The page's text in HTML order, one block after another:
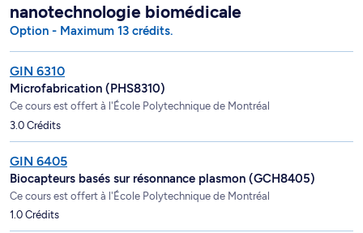
nanotechnologie biomédicale
Option - Maximum 13 crédits.
GIN 6310
Microfabrication (PHS8310)
Ce cours est offert à l'École Polytechnique de Montréal
3.0 Crédits
GIN 6405
Biocapteurs basés sur résonnance plasmon (GCH8405)
Ce cours est offert à l'École Polytechnique de Montréal
1.0 Crédits